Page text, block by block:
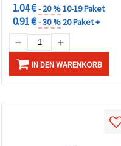
1.04 €- 20 %10-19 Paket
0.91 €- 30 % 20 Paket +
IN DEN WARENKORB